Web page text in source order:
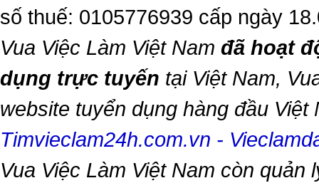
số thuế: 0105776939 cấp ngày
Vua Việc Làm Việt Nam đã hoạt
dụng trực tuyến tại Việt Nam,
website tuyển dụng hàng đầu
Timvieclam24h.com.vn -
Vua Việc Làm Việt Nam còn quản